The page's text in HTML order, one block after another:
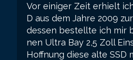
Vor einiger Zeit erhielt
D aus dem Jahre 2009
dessen bestellte ich mir
nen Ultra Bay 2,5 Zoll
Hoffnung diese alte SSD